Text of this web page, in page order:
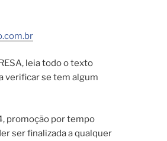
leia todo o texto
verificar se tem algum
promoção por tempo
ser finalizada a qualquer